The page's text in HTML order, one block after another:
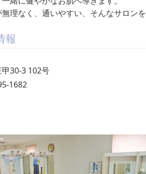
理なく、通いやすい、そんなサロンを
報
30-3 102号
1682